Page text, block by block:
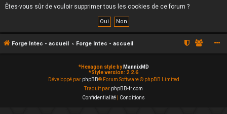
Êtes-vous sûr de vouloir supprimer tous les cookies de ce forum ?
Forge Intec - accueil Forge Intec - accueil
*Hexagon style by MannixMD
*Style version: 2.2.6
Développé par phpBB® Forum Software © phpBB Limited
Traduit par phpBB-fr.com
Confidentialité
Conditions